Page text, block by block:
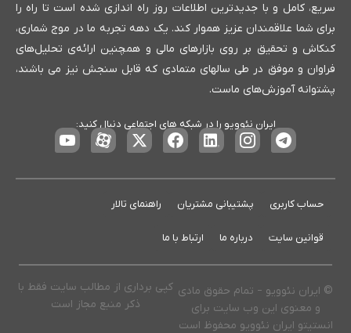
حساب کاربری پشتیبانی مشتریان راهنمای تالار
قوانین سایت درباره ما ارتباط با ما
سریع، کامل و با جدیدترین اطلاعات روز راه اندازی شده است تا راه را
برای شما علاقمندان عزیز هموار کند. یک دهه تجربه ما در موج شماری،
کنکاش و تحقیق بر روی بازارهای مالی و همچنین ارائه‌ی تحلیل‌های
فراوان و موفق در طی سالهای متمادی که قابل سنجش نیز می باشند،
پشتوانه آموزش‌های ماست.
ایران نئوویو را در شبکه های اجتماعی دنبال کنید:
© ایران نئوویو – تمام حقوق مادی
و معنوی این وب سایت برای
انستیتو ایران نئوویو محفوظ است
کپی برداری از مطالب سایت فقط با
ذکر منبع مجاز است